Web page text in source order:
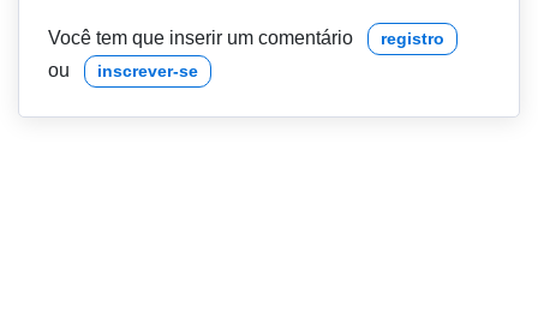
Você tem que inserir um comentário registro
ou inscrever-se